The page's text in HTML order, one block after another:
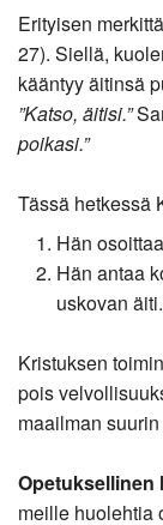
Erityisen
27). Siellä,
kääntyy äitinsä
”Katso, äitisi.”
poikasi.”
Tässä hetkessä
Hän
Hän antaa
uskovan äiti.
Kristuksen
pois
maailman
Opetuksellinen
meille huolehtia